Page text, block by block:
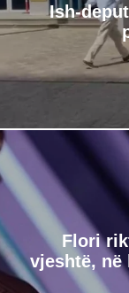
Ish-
Flori
vjeshtë, në